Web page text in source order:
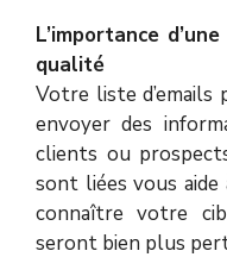
L’importance
qualité
Votre liste d’emails
envoyer des
clients ou
sont liées vous
connaître votre
seront bien plus